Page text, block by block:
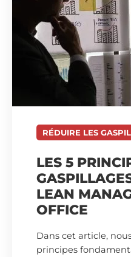
RÉDUIRE LES
LES 5
LEAN
OFFICE
Dans cet article,
principes